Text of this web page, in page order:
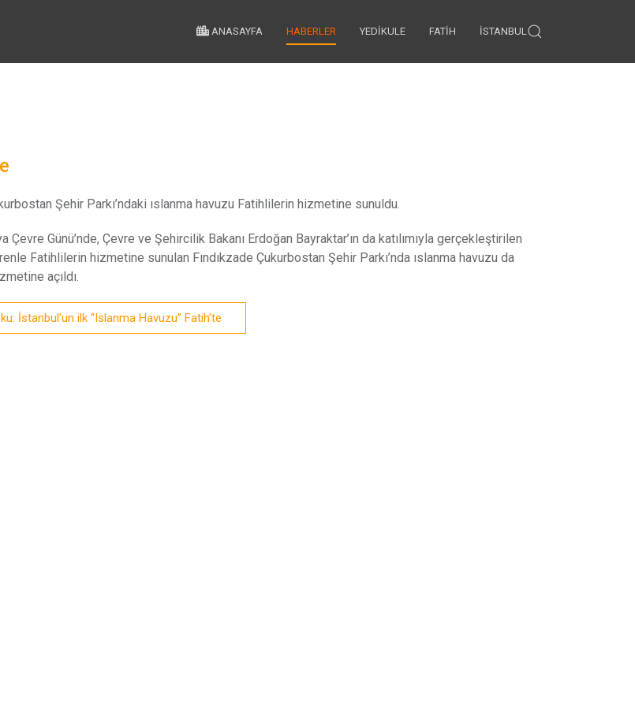
ANASAYFA HABERLER YEDIKULE FATIH İSTANBUL
Şehir Parkı’ndaki ıslanma havuzu Fatihlilerin hizmetine sunuldu.
Çevre Günü’nde, Çevre ve Şehircilik Bakanı Erdoğan Bayraktar’ın da katılımıyla gerçekleştirilen
Fatihlilerin hizmetine sunulan Fındıkzade Çukurbostan Şehir Parkı’nda ıslanma havuzu da
açıldı.
İstanbul’un ilk “Islanma Havuzu” Fatih’te